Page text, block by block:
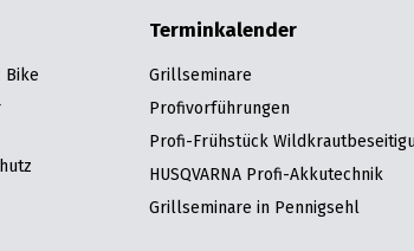
Terminkalender
Grillseminare
Profivorführungen
Profi-Frühstück
HUSQVARNA Profi-Akkutechnik
Grillseminare in Pennigsehl